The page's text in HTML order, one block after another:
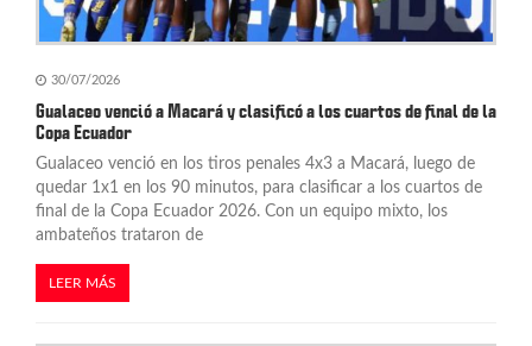
30/07/2026
Gualaceo venció a Macará y clasificó a los cuartos de final de la
Copa Ecuador
Gualaceo venció en los tiros penales 4x3 a Macará, luego de
quedar 1x1 en los 90 minutos, para clasificar a los cuartos de
final de la Copa Ecuador 2026. Con un equipo mixto, los
ambateños trataron de
LEER MÁS